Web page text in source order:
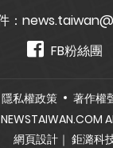
：
FB粉絲團
隱私權政策 著作權
網頁設計｜ 鉅潞科